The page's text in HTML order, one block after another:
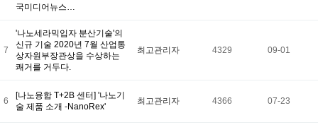
국미디어뉴스…
7
'나노세라믹입자 분산기술'의
신규 기술 2020년 7월 산업통
상자원부장관상을 수상하는
쾌거를 거두다.
최고관리자 4329 09-01
6
[나노융합 T+2B 센터] '나노기
술 제품 소개 -NanoRex'
최고관리자 4366 07-23